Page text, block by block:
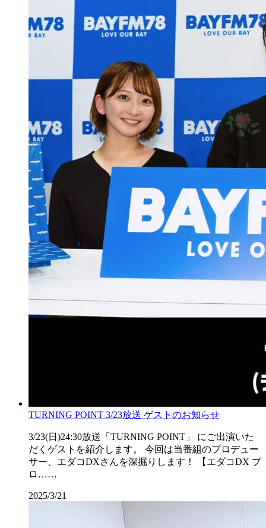
TURNING POINT 3/23放送 ゲストのお知らせ
3/23(日)24:30放送「TURNING POINT」 にご出演いた
だくゲストを紹介します。 今回は当番組のプロデュー
サー、エダコDXさんを深掘りします！ 【エダコDX プ
ロ……
2025/3/21